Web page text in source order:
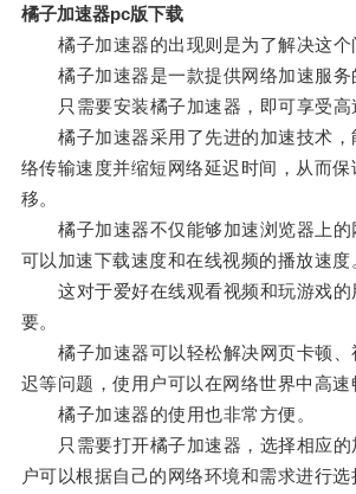
橘子加速器pc版下载
橘子加速器的出现则是为了解决这个
橘子加速器是一款提供网络加速服务
只需要安装橘子加速器，即可享受高
橘子加速器采用了先进的加速技术，
络传输速度并缩短网络延迟时间，从而
移。
橘子加速器不仅能够加速浏览器上的
可以加速下载速度和在线视频的播放速度
这对于爱好在线观看视频和玩游戏的
要。
橘子加速器可以轻松解决网页卡顿、
迟等问题，使用户可以在网络世界中高速
橘子加速器的使用也非常方便。
只需要打开橘子加速器，选择相应的
户可以根据自己的网络环境和需求进行选